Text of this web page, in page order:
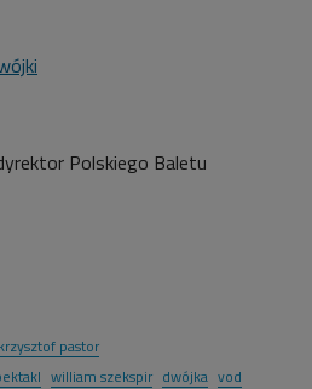
Polskiego Baletu
krzysztof pastor
william szekspir dwójka vod